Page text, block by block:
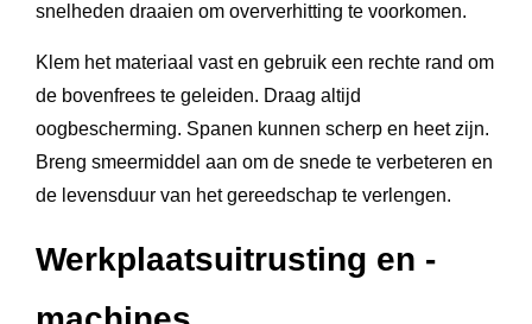
snelheden draaien om oververhitting te voorkomen.
Klem het materiaal vast en gebruik een rechte rand om
de bovenfrees te geleiden. Draag altijd
oogbescherming. Spanen kunnen scherp en heet zijn.
Breng smeermiddel aan om de snede te verbeteren en
de levensduur van het gereedschap te verlengen.
Werkplaatsuitrusting en -